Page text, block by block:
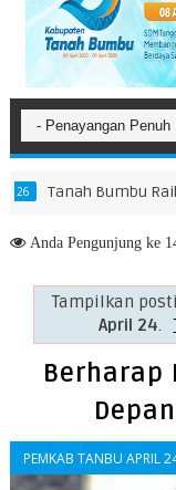
Raih Juara Harapan 2
AndaPengunjung ke
Tampilkan
April 24.
Berharap
PEMKAB TANBU APRIL